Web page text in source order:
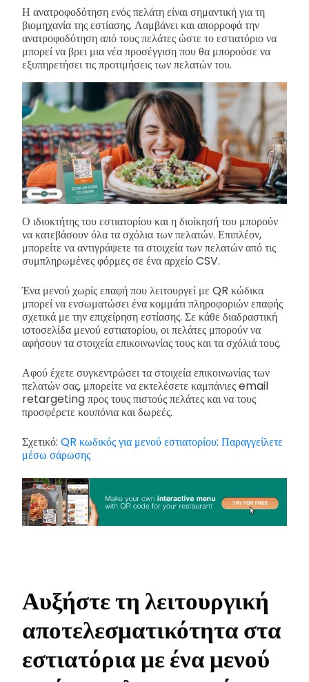
Η ανατροφοδότηση ενός πελάτη είναι σημαντική για τη
βιομηχανία της εστίασης. Λαμβάνει και απορροφά την
ανατροφοδότηση από τους πελάτες ώστε το εστιατόριο να
μπορεί να βρει μια νέα προσέγγιση που θα μπορούσε να
εξυπηρετήσει τις προτιμήσεις των πελατών του.
Ο ιδιοκτήτης του εστιατορίου και η διοίκησή του μπορούν
να κατεβάσουν όλα τα σχόλια των πελατών. Επιπλέον,
μπορείτε να αντιγράψετε τα στοιχεία των πελατών από τις
συμπληρωμένες φόρμες σε ένα αρχείο CSV.
Ένα μενού χωρίς επαφή που λειτουργεί με QR κώδικα
μπορεί να ενσωματώσει ένα κομμάτι πληροφοριών επαφής
σχετικά με την επιχείρηση εστίασης. Σε κάθε διαδραστική
ιστοσελίδα μενού εστιατορίου, οι πελάτες μπορούν να
αφήσουν τα στοιχεία επικοινωνίας τους και τα σχόλιά τους.
Αφού έχετε συγκεντρώσει τα στοιχεία επικοινωνίας των
πελατών σας, μπορείτε να εκτελέσετε καμπάνιες email
retargeting προς τους πιστούς πελάτες και να τους
προσφέρετε κουπόνια και δωρεές.
Σχετικό: QR κωδικός για μενού εστιατορίου: Παραγγείλετε
μέσω σάρωσης
Αυξήστε τη λειτουργική
αποτελεσματικότητα στα
εστιατόρια με ένα μενού